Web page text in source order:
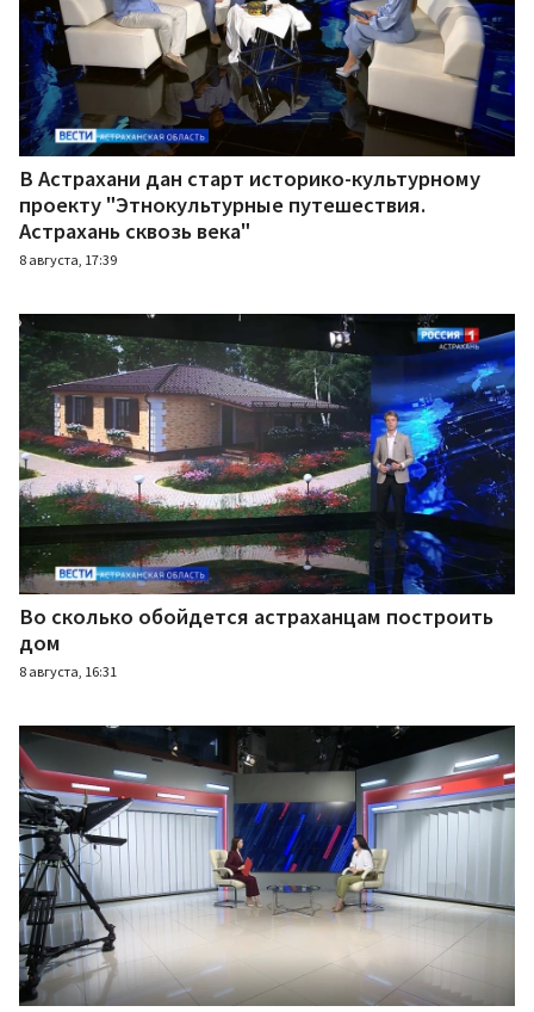
В Астрахани дан старт историко-культурному
проекту "Этнокультурные путешествия.
Астрахань сквозь века"
8 августа, 17:39
Во сколько обойдется астраханцам построить
дом
8 августа, 16:31